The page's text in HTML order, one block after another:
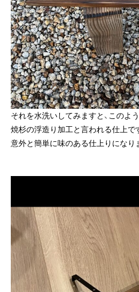
それを水洗いしてみますと、このよ
焼杉の浮造り加工と言われる仕上で
意外と簡単に味のある仕上りになり